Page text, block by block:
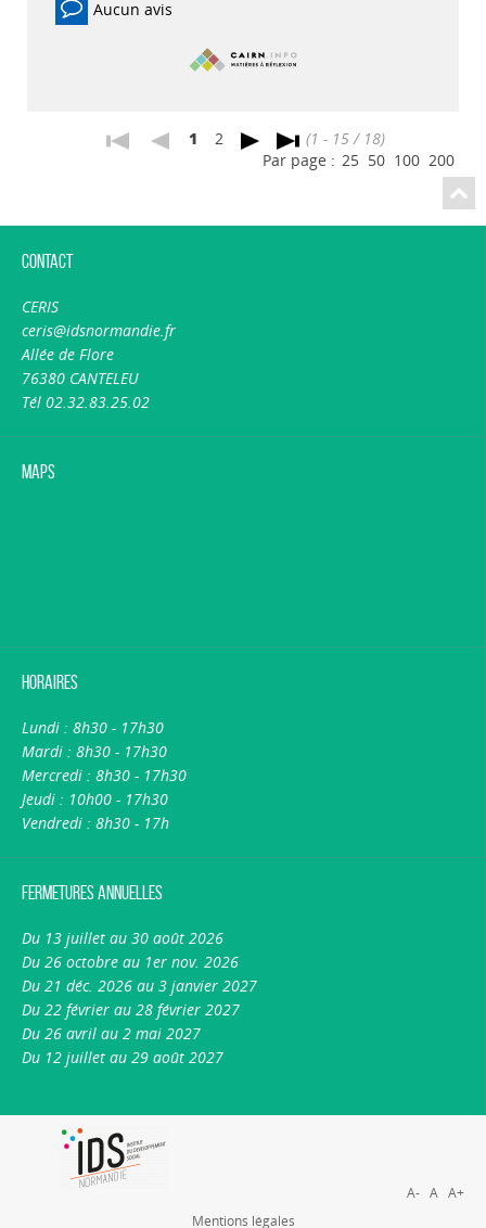
Aucun avis
1 2
(1 - 15 / 18)
Par page : 25 50 100 200
Contact
CERIS
ceris@idsnormandie.fr
Allée de Flore
76380 CANTELEU
Tél 02.32.83.25.02
Maps
Horaires
Lundi : 8h30 - 17h30
Mardi : 8h30 - 17h30
Mercredi : 8h30 - 17h30
Jeudi : 10h00 - 17h30
Vendredi : 8h30 - 17h
Fermetures annuelles
Du 13 juillet au 30 août 2026
Du 26 octobre au 1er nov. 2026
Du 21 déc. 2026 au 3 janvier 2027
Du 22 février au 28 février 2027
Du 26 avril au 2 mai 2027
Du 12 juillet au 29 août 2027
Mentions légales
A- A A+